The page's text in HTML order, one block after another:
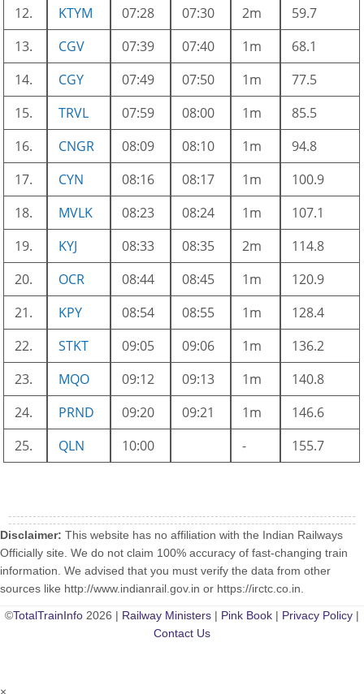
12.
KTYM 07:28 07:30 2m
59.7
13.
CGV 07:39 07:40 1m
68.1
14.
CGY 07:49 07:50 1m
77.5
15.
TRVL 07:59 08:00 1m
85.5
16.
CNGR 08:09 08:10 1m
94.8
17.
CYN 08:16 08:17 1m
100.9
18.
MVLK 08:23 08:24 1m
107.1
19.
KYJ 08:33 08:35 2m
114.8
20.
OCR 08:44 08:45 1m
120.9
21.
KPY 08:54 08:55 1m
128.4
22.
STKT 09:05 09:06 1m
136.2
23.
MQO 09:12 09:13 1m
140.8
24.
PRND 09:20 09:21 1m
146.6
25.
QLN 10:00 - 155.7
Disclaimer: This website has no affiliation with the Indian Railways
Officially site. We do not claim 100% accuracy of fast-changing train
information. We advised that you must verify the data from other
sources like http://www.indianrail.gov.in or https://irctc.co.in.
©TotalTrainInfo 2026 | Railway Ministers | Pink Book | Privacy Policy |
Contact Us